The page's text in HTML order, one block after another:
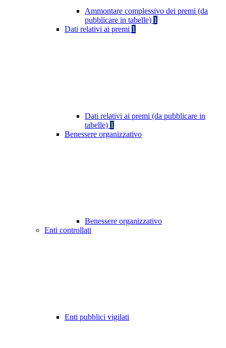
Ammontare complessivo dei premi (da
pubblicare in tabelle) 1
Dati relativi ai premi 1
Dati relativi ai premi (da pubblicare in
tabelle) 1
Benessere organizzativo
Benessere organizzativo
Enti controllati
Enti pubblici vigilati